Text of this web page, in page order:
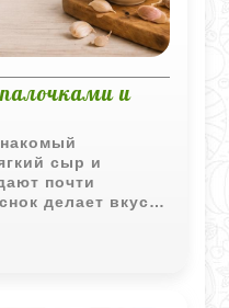
и
сыр и
почти
делает вкус
охлаждения
цельным и